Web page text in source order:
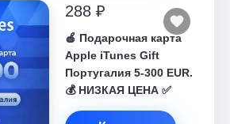
288 ₽
🍎 Подарочная карта
Apple iTunes Gift
Португалия 5-300 EUR.
💰 НИЗКАЯ ЦЕНА ✅